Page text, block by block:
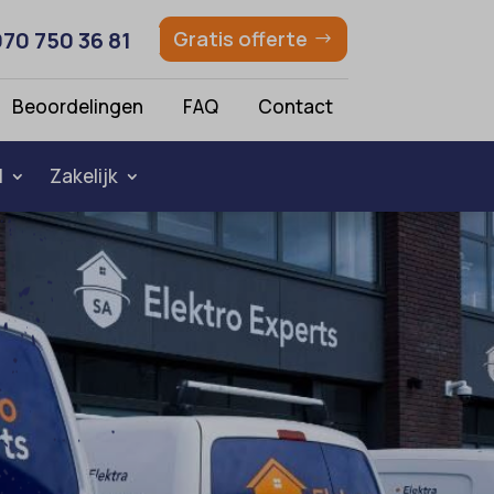
Gratis offerte
750 36 81
Beoordelingen FAQ Contact
Zakelijk